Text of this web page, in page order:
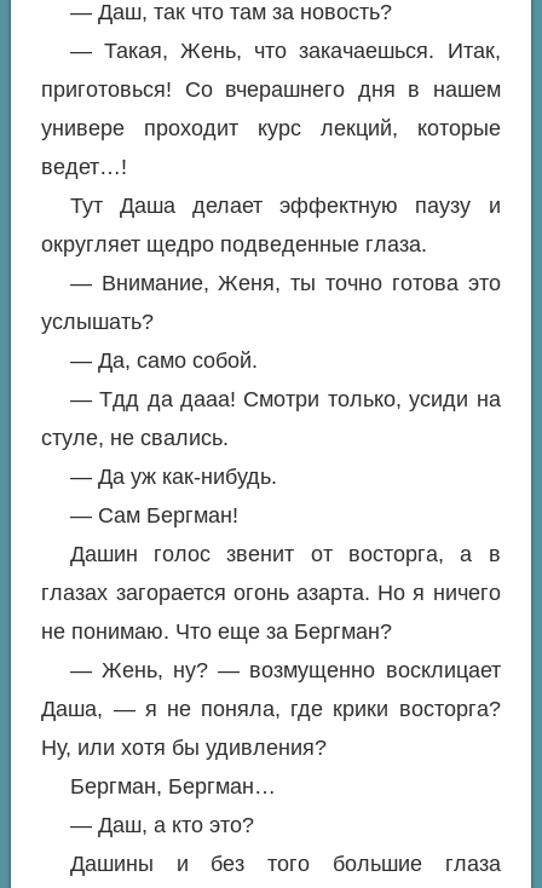
— Даш, так что там за новость?
— Такая, Жень, что закачаешься. Итак,
приготовься! Со вчерашнего дня в нашем
универе проходит курс лекций, которые
ведет…!
Тут Даша делает эффектную паузу и
округляет щедро подведенные глаза.
— Внимание, Женя, ты точно готова это
услышать?
— Да, само собой.
— Тдд да дааа! Смотри только, усиди на
стуле, не свались.
— Да уж как-нибудь.
— Сам Бергман!
Дашин голос звенит от восторга, а в
глазах загорается огонь азарта. Но я ничего
не понимаю. Что еще за Бергман?
— Жень, ну? — возмущенно восклицает
Даша, — я не поняла, где крики восторга?
Ну, или хотя бы удивления?
Бергман, Бергман…
— Даш, а кто это?
Дашины и без того большие глаза